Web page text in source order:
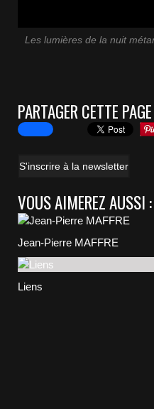
Les lumières de la nuit
PARTAGER CETTE PAGE
S'inscrire à la newsletter
VOUS AIMEREZ AUSSI :
Jean-Pierre MAFFRE
Liens